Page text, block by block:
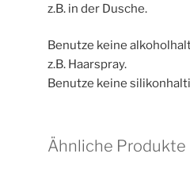
z.B. in der Dusche.
Benutze keine
z.B. Haarspray.
Benutze keine
Ähnliche Produkte